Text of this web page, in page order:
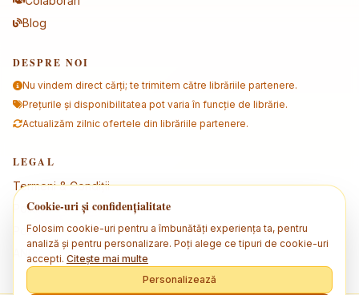
Blog
DESPRE NOI
Nu vindem direct cărți; te trimitem către librăriile partenere.
Prețurile și disponibilitatea pot varia în funcție de librărie.
Actualizăm zilnic ofertele din librăriile partenere.
LEGAL
Termeni & Condiții
Politica de confidențialitate
Politica de cookies
Cookie-uri și confidențialitate
Folosim cookie-uri pentru a îmbunătăți experiența ta, pentru
analiză și pentru personalizare. Poți alege ce tipuri de cookie-uri
accepti. Citește mai multe
Personalizează